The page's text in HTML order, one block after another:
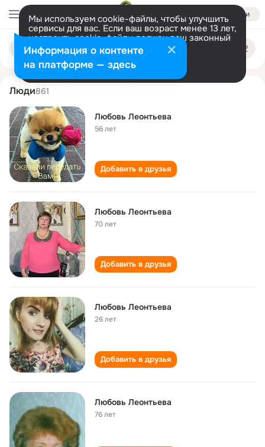
Войти
Мы используем cookie-файлы, чтобы улучшить
сервисы для вас. Если ваш возраст менее 13 лет,
настроить cookie-файлы должен ваш законный
представитель. Больше информации
Разрешить все Настроить
Поиск
людям
lyubov leonteva
Люди861
Любовь Леонтьева
56 лет
Добавить в друзья
Любовь Леонтьева
70 лет
Добавить в друзья
Любовь Леонтьева
26 лет
Добавить в друзья
Любовь Леонтьева
76 лет
Информация о контенте
на платформе — здесь